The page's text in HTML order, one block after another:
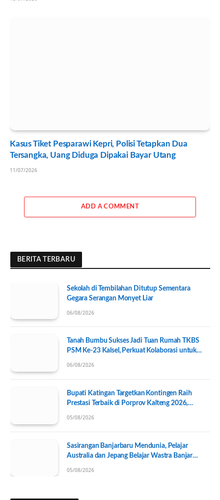
Kasus Tiket Pesparawi Kepri, Polisi Tetapkan Dua
Tersangka, Uang Diduga Dipakai Bayar Utang
11/07/2026
ADD A COMMENT
BERITA TERBARU
Sekolah di Tembilahan Ditutup Sementara
Gegara Serangan Monyet Liar
06/08/2026
Tanah Bumbu Sukses Jadi Tuan Rumah TKBS
PSM Ke-23 Kalsel, Perkuat Kolaborasi untuk
06/08/2026
Bupati Katingan Targetkan Kontingen Raih
Prestasi Terbaik di Porprov Kalteng 2026,
05/08/2026
Sasirangan Banjarbaru Mendunia, Pelajar
Australia dan Jepang Belajar Wastra Banjar
05/08/2026